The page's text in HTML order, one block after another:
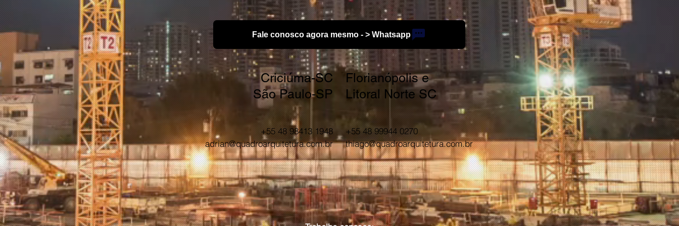
Fale conosco agora mesmo - > Whatsapp
Criciúma-SC
São Paulo-SP
Florianópolis e
Litoral Norte SC
+55 48 98413 1948
adrian@quadroarquitetura.com.br
+55 48 99944 0270
thiago@quadroarquitetura.com.br